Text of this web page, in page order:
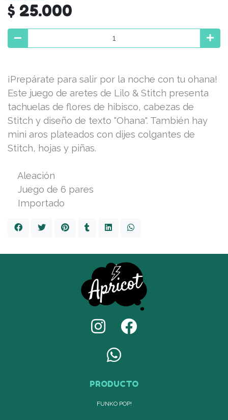
$ 25.000
¡Prepárate para salir por la noche con tu ohana!
Este juego de aretes de Lilo & Stitch presenta
tachuelas de flores de hibisco, cabezas de
Stitch y diseño de texto "Ohana". También hay
mini aros plateados con dijes colgantes de
Stitch, hojas y piñas.
Aleación
Juego de 6 pares
Importado
PRODUCTO
FUNKO POP!